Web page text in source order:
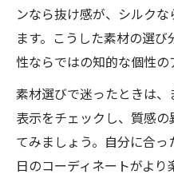
ンなら抜け感が、シルク
ます。こうした素材の選
性ならではの知的な個性の
素材選びで迷ったときは
表示をチェックし、質感
てみましょう。自分に合
日のコーディネートがよ